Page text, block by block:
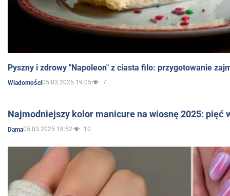
Pyszny i zdrowy "Napoleon" z ciasta filo: przygotowanie
Wiadomości05.03.2025 19:05 7
Najmodniejszy kolor manicure na wiosnę 2025: pięć
Dama05.03.2025 18:52 10